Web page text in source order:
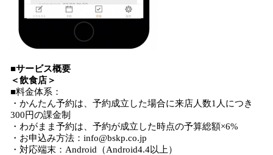
■サービス概要
＜飲食店＞
■料金体系：
・かんたん予約は、予約成立した場合に来店人数1人につき
300円の課金制
・わがまま予約は、予約が成立した時点の予算総額×6%
・お申込み方法：info@bskp.co.jp
・対応端末：Android（Android4.4以上）